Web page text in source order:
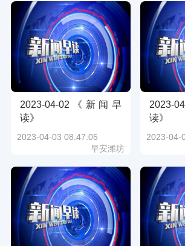
2023-04-02《新闻早
读》
2023-04-03 08:47:05
早安潍坊
2023-
读》
2023-04-